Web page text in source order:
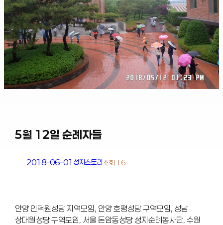
5월 12일 순례자들
2018-06-01 성지스토리조회 16
안양 인덕원성당 지역모임, 안양 호평성당 구역모임, 성남
상대원성당 구역모임, 서울 돈암동성당 성지순례봉사단, 수원